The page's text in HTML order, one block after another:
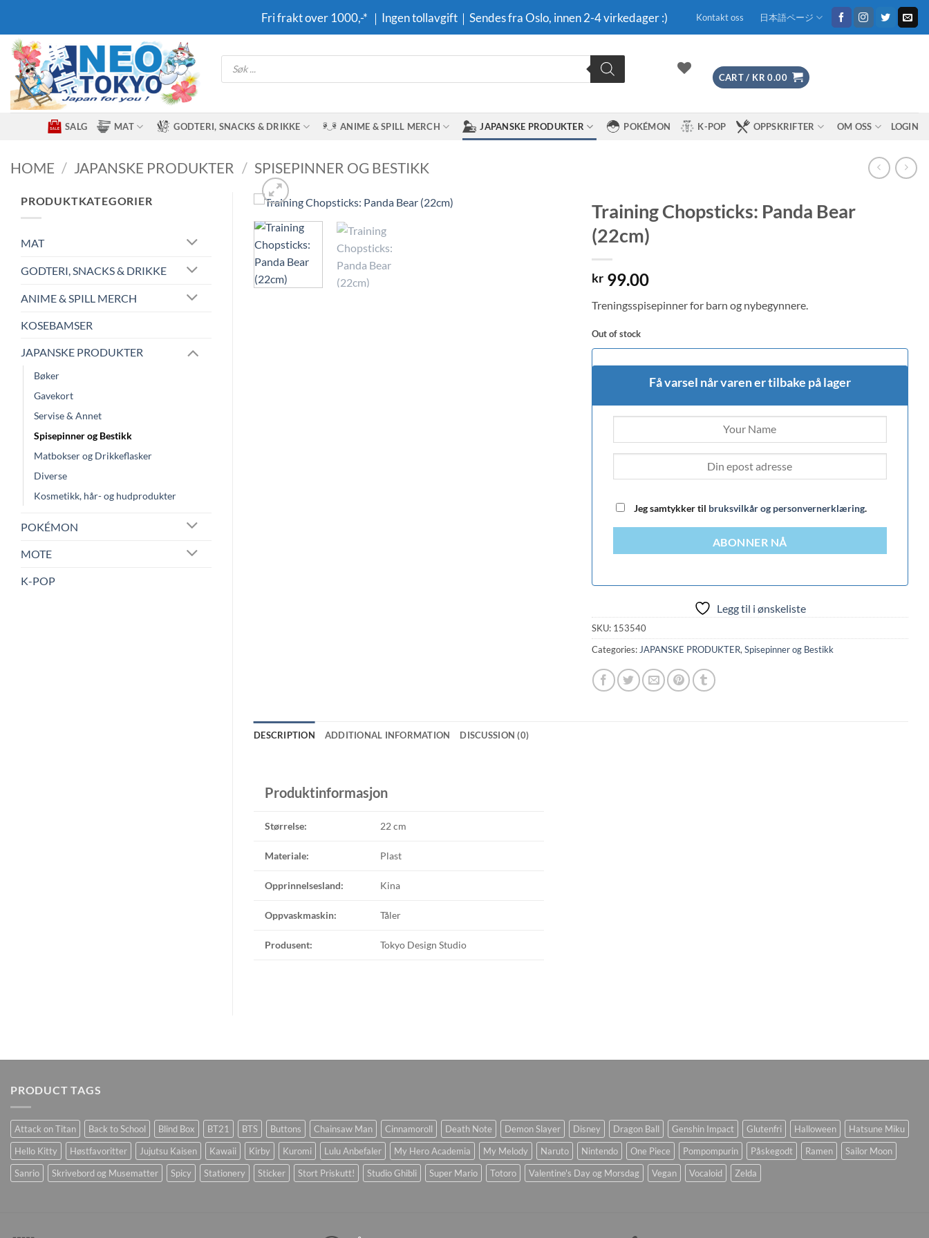
content
Fri frakt over 1000,-* ｜Ingen tollavgift｜Sendes fra Oslo, innen 2-4 virkedager :) Kontakt oss 日本語ページ
Products
search
CART / KR 0.00
SALG MAT GODTERI, SNACKS & DRIKKE ANIME & SPILL MERCH JAPANSKE PRODUKTER POKÉMON K-POP OPPSKRIFTER OM OSS LOGIN
HOME / JAPANSKE PRODUKTER / SPISEPINNER OG BESTIKK
PRODUKTKATEGORIER
MAT
GODTERI, SNACKS & DRIKKE
ANIME & SPILL MERCH
KOSEBAMSER
JAPANSKE PRODUKTER
Bøker
Gavekort
Servise & Annet
Spisepinner og Bestikk
Matbokser og Drikkeflasker
Diverse
Kosmetikk, hår- og hudprodukter
POKÉMON
MOTE
K-POP
Training Chopsticks: Panda Bear
(22cm)
kr99.00
Treningsspisepinner for barn og nybegynnere.
Out of stock
Få varsel når varen er tilbake på lager
Jeg samtykker til bruksvilkår og personvernerklæring.
ABONNER NÅ
Legg til i ønskeliste
SKU: 153540
Categories:JAPANSKE PRODUKTER,Spisepinner og Bestikk
DESCRIPTION ADDITIONAL INFORMATION DISCUSSION (0)
Produktinformasjon
Størrelse: 22 cm
Materiale: Plast
Opprinnelsesland: Kina
Oppvaskmaskin: Tåler
Produsent: Tokyo Design Studio
PRODUCT TAGS
Attack on Titan Back to School Blind Box BT21 BTS Buttons Chainsaw Man Cinnamoroll Death Note Demon Slayer Disney Dragon Ball Genshin Impact Glutenfri Halloween
Hatsune Miku
Hello Kitty
Høstfavoritter Jujutsu Kaisen Kawaii Kirby Kuromi Lulu Anbefaler My Hero Academia My Melody Naruto Nintendo One Piece Pompompurin Påskegodt Ramen
Sailor Moon
Sanrio
Skrivebord og Musematter Spicy Stationery Sticker Stort Priskutt! Studio Ghibli Super Mario Totoro Valentine's Day og Morsdag Vegan Vocaloid Zelda